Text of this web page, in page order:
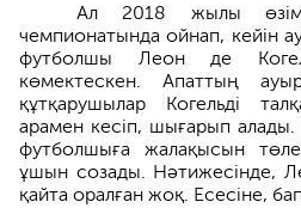
Ал 2018 жылы
чемпионатында ойнап, кейін
футболшы Леон де
көмектескен. Апаттың
құтқарушылар Когельді
арамен кесіп, шығарып алады.
футболшыға жалақысын
ұшын созады. Нәтижесінде,
қайта оралған жоқ. Есесіне,